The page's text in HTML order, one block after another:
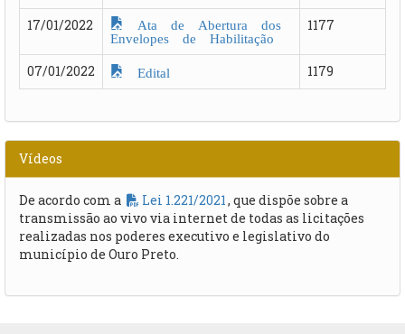
17/01/2022
Ata de Abertura dos
Envelopes de Habilitação
1177
07/01/2022 Edital 1179
Vídeos
De acordo com a Lei 1.221/2021 , que dispõe sobre a
transmissão ao vivo via internet de todas as licitações
realizadas nos poderes executivo e legislativo do
município de Ouro Preto.